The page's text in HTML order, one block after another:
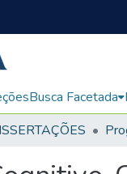
Busca Facetada